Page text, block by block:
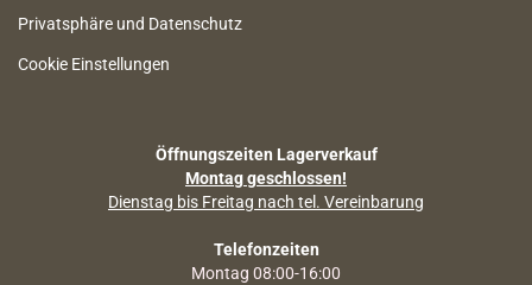
Privatsphäre und Datenschutz
Cookie Einstellungen
Öffnungszeiten Lagerverkauf
Montag geschlossen!
Dienstag bis Freitag nach tel. Vereinbarung
Telefonzeiten
Montag 08:00-16:00